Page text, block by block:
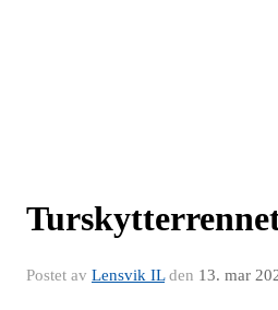
Postet av Lensvik ILden 13. mar